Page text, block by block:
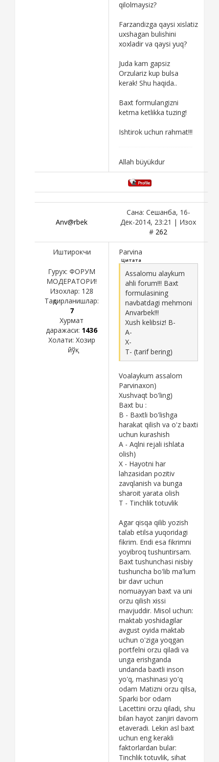
qilolmaysiz?
Farzandizga qaysi xislatiz
uxshagan bulishini
xoxladir va qaysi yuq?
Juda kam gapsiz
Orzulariz kup bulsa
kerak! Shu haqida..
Baxt formulangizni
ketma ketlikka tuzing!
Ishtirok uchun rahmat!!!
Allah büyükdur
Anv@rbek
Сана: Сешанба, 16-
Дек-2014, 23:21 | Изох
# 262
Иштирокчи
Гурух: ФОРУМ
МОДЕРАТОРИ!
Изохлар: 128
Тақдирланишлар:
7
Хурмат
даражаси: 1436
Холати: Хозир
йўқ
Parvina
Цитата
Assalomu alaykum
ahli forum!!! Baxt
formulasining
navbatdagi mehmoni
Anvarbek!!!
Xush kelibsiz! B-
A-
X-
T- (tarif bering)
Voalaykum assalom
Parvinaxon)
Xushvaqt bo'ling)
Baxt bu :
B - Baxtli bo'lishga
harakat qilish va o'z baxti
uchun kurashish
A - Aqlni rejali ishlata
olish)
X - Hayotni har
lahzasidan pozitiv
zavqlanish va bunga
sharoit yarata olish
T - Tinchlik totuvlik
Agar qisqa qilib yozish
talab etilsa yuqoridagi
fikrim. Endi esa fikrimni
yoyibroq tushuntirsam.
Baxt tushunchasi nisbiy
tushuncha bo'lib ma'lum
bir davr uchun
nomuayyan baxt va uni
orzu qilish xissi
mavjuddir. Misol uchun:
maktab yoshidagilar
avgust oyida maktab
uchun o'ziga yoqgan
portfelni orzu qiladi va
unga erishganda
undanda baxtli inson
yo'q, mashinasi yo'q
odam Matizni orzu qilsa,
Sparki bor odam
Lacettini orzu qiladi, shu
bilan hayot zanjiri davom
etaveradi. Lekin asl baxt
uchun eng kerakli
faktorlardan bular:
Tinchlik totuvlik, sihat